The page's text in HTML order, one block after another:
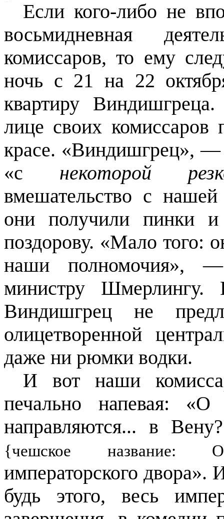
Если кого-либо не
восьмидневная
комиссаров, то ему
ночь с 21 на 22
квартиру
лице своих комиссаров
красе. «Виндишгрец»,
«с некоторой
вмешательство с
они получили пинки и
поздорову. «Мало того:
наши полномочия»,
министру Шмерлингу.
Виндишгрец не
олицетворенной
даже ни рюмки водки.
И вот наши
печально напевая:
направляются... в
{чешское название:
императорского
будь этого, весь